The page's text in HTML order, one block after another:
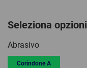
Seleziona opzioni
Abrasivo
Corindone A